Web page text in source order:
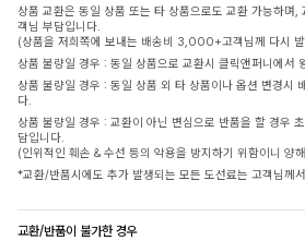
상품 교환은 동일 상품 또는 타 상품으로도 교환 가능하
객님 부담입니다.
(상품을 저희쪽에 보내는 배송비 3,000+고객님께 다시
상품 불량일 경우 : 동일 상품으로 교환시 클릭앤퍼니에서
상품 불량일 경우 : 동일 상품 외 타 상품이나 옵션 변경시
다.
상품 불량일 경우 : 교환이 아닌 변심으로 반품을 할 경우
담입니다.
(인위적인 훼손 & 수선 등의 악용을 방지하기 위함이니 양
*교환/반품시에도 추가 발생되는 모든 도선료는 고객님께
교환/반품이 불가한 경우